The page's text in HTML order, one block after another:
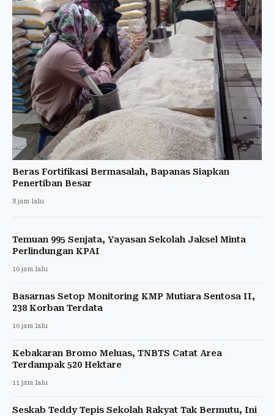
Beras Fortifikasi Bermasalah, Bapanas Siapkan
Penertiban Besar
8 jam lalu
Temuan 995 Senjata, Yayasan Sekolah Jaksel Minta
Perlindungan KPAI
10 jam lalu
Basarnas Setop Monitoring KMP Mutiara Sentosa II,
238 Korban Terdata
10 jam lalu
Kebakaran Bromo Meluas, TNBTS Catat Area
Terdampak 520 Hektare
11 jam lalu
Seskab Teddy Tepis Sekolah Rakyat Tak Bermutu, Ini